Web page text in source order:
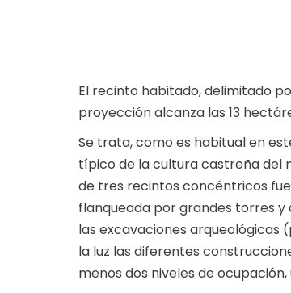
El recinto habitado, delimitado
proyección alcanza las 13
Se trata, como es habitual en
típico de la cultura castreña del
de tres recintos concéntricos
flanqueada por grandes torres
las excavaciones arqueológicas
la luz las diferentes
menos dos niveles de